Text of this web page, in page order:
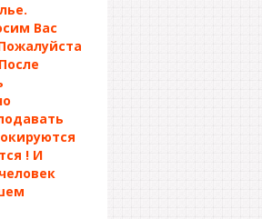
Вас
! И